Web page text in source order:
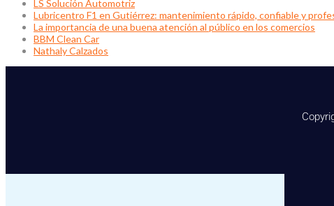
LS Solución Automotriz
Lubricentro F1 en Gutiérrez: mantenimiento rápido, confiable y
La importancia de una buena atención al público en los comercios
BBM Clean Car
Nathaly Calzados